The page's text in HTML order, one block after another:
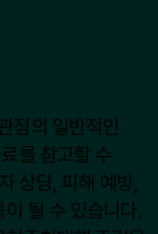
점의 일반적인
를 참고할 수
상담, 피해 예방,
될 수 있습니다.